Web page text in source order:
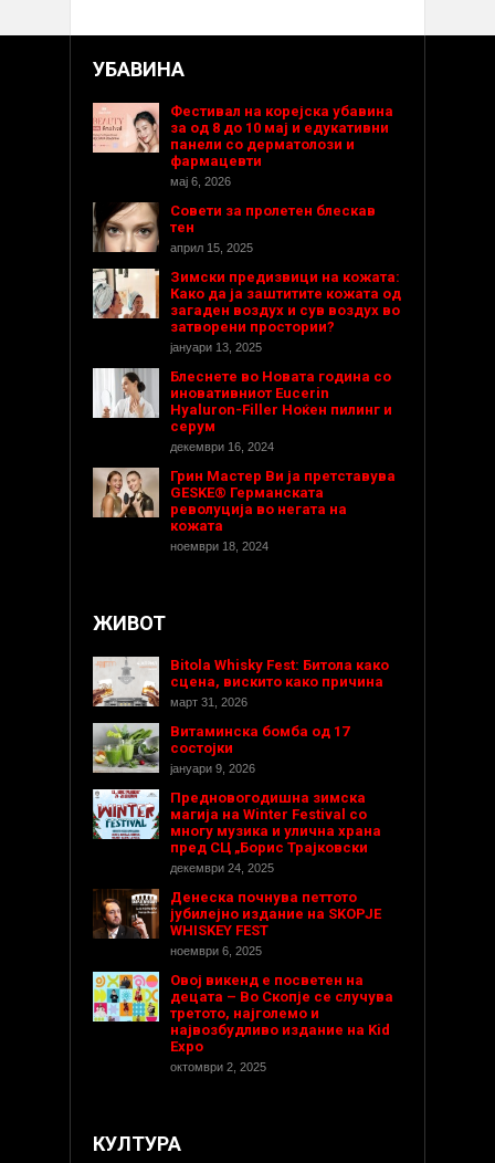
УБАВИНА
Фестивал на корејска убавина
за од 8 до 10 мај и едукативни
панели со дерматолози и
фармацевти
мај 6, 2026
Совети за пролетен блескав
тен
април 15, 2025
Зимски предизвици на кожата:
Како да ја заштитите кожата од
загаден воздух и сув воздух во
затворени простории?
јануари 13, 2025
Блеснете во Новата година со
иновативниот Eucerin
Hyaluron-Filler Ноќен пилинг и
серум
декември 16, 2024
Грин Мастер Ви ја претставува
GESKE® Германската
револуција во негата на
кожата
ноември 18, 2024
ЖИВОТ
Bitola Whisky Fest: Битола како
сцена, вискито како причина
март 31, 2026
Витаминска бомба од 17
состојки
јануари 9, 2026
Предновогодишнa зимска
магија на Winter Festival со
многу музика и улична храна
пред СЦ „Борис Трајковски
декември 24, 2025
Денеска почнува петтото
јубилејно издание на SKOPJE
WHISKEY FEST
ноември 6, 2025
Овој викенд е посветен на
децата – Во Скопје се случува
третото, најголемо и
највозбудливо издание на Kid
Expo
октомври 2, 2025
КУЛТУРА